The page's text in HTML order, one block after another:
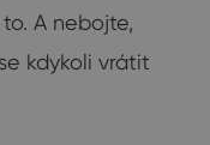
A nebojte,
kdykoli vrátit